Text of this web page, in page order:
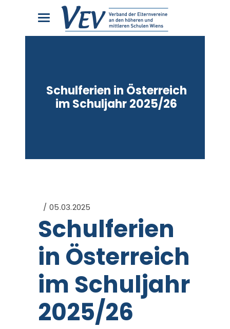
Schulferien in Österreich
im Schuljahr 2025/26
05.03.2025
Schulferien
in Österreich
im Schuljahr
2025/26